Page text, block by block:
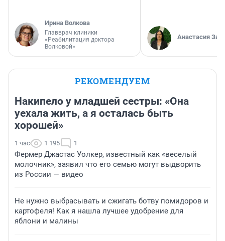
Ирина Волкова
Главврач клиники
«Реабилитация доктора
Волковой»
Анастасия
РЕКОМЕНДУЕМ
Накипело у младшей сестры: «Она
уехала жить, а я осталась быть
хорошей»
1 час 1 195 1
Фермер Джастас Уолкер, известный как «веселый
молочник», заявил что его семью могут выдворить
из России — видео
Не нужно выбрасывать и сжигать ботву помидоров и
картофеля! Как я нашла лучшее удобрение для
яблони и малины